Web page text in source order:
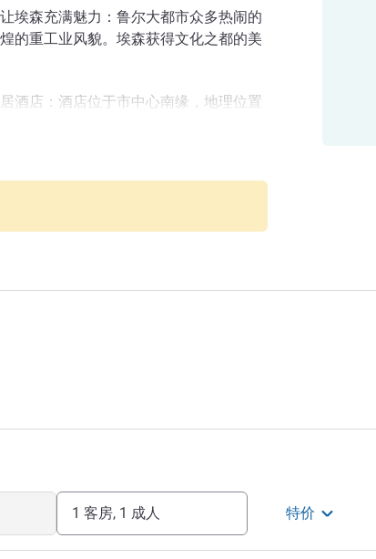
埃森充满魅力：鲁尔大都市众多热闹的
的重工业风貌。埃森获得文化之都的美
酒店：酒店位于市中心南缘，地理位置
1 客房, 1 成人 特价